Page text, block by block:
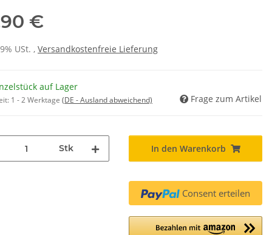
€
USt. , Versandkostenfreie Lieferung
auf Lager
1 - 2 Werktage (DE - Ausland abweichend) Frage zum Artikel
Stk In den Warenkorb
Consent erteilen